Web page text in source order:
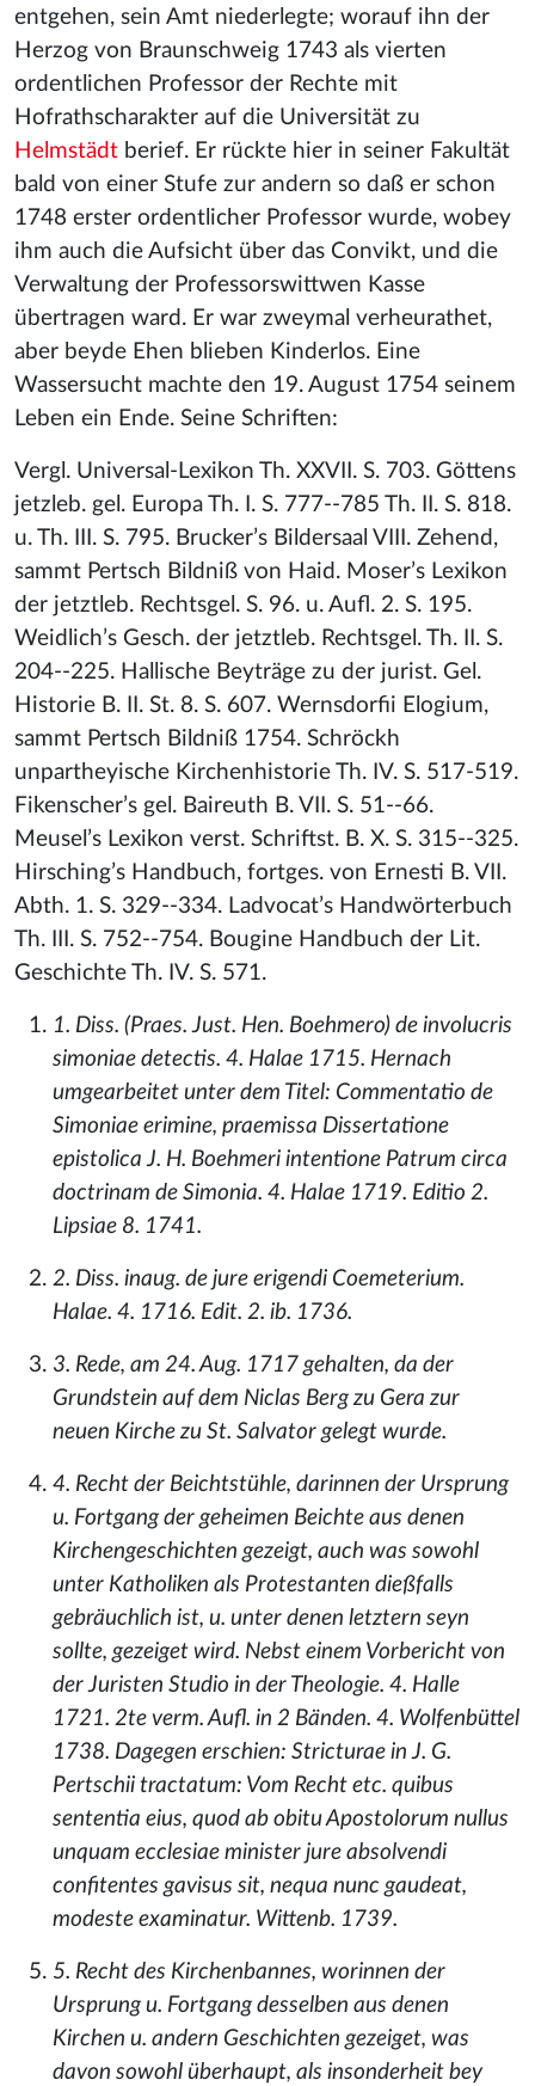
entgehen, sein Amt niederlegte; worauf ihn der
Herzog von Braunschweig 1743 als vierten
ordentlichen Professor der Rechte mit
Hofrathscharakter auf die Universität zu
Helmstädt berief. Er rückte hier in seiner Fakultät
bald von einer Stufe zur andern so daß er schon
1748 erster ordentlicher Professor wurde, wobey
ihm auch die Aufsicht über das Convikt, und die
Verwaltung der Professorswittwen Kasse
übertragen ward. Er war zweymal verheurathet,
aber beyde Ehen blieben Kinderlos. Eine
Wassersucht machte den 19. August 1754 seinem
Leben ein Ende. Seine Schriften:
Vergl. Universal-Lexikon Th. XXVII. S. 703. Göttens
jetzleb. gel. Europa Th. I. S. 777--785 Th. II. S. 818.
u. Th. III. S. 795. Brucker’s Bildersaal VIII. Zehend,
sammt Pertsch Bildniß von Haid. Moser’s Lexikon
der jetztleb. Rechtsgel. S. 96. u. Aufl. 2. S. 195.
Weidlich’s Gesch. der jetztleb. Rechtsgel. Th. II. S.
204--225. Hallische Beyträge zu der jurist. Gel.
Historie B. II. St. 8. S. 607. Wernsdorfii Elogium,
sammt Pertsch Bildniß 1754. Schröckh
unpartheyische Kirchenhistorie Th. IV. S. 517-519.
Fikenscher’s gel. Baireuth B. VII. S. 51--66.
Meusel’s Lexikon verst. Schriftst. B. X. S. 315--325.
Hirsching’s Handbuch, fortges. von Ernesti B. VII.
Abth. 1. S. 329--334. Ladvocat’s Handwörterbuch
Th. III. S. 752--754. Bougine Handbuch der Lit.
Geschichte Th. IV. S. 571.
1. Diss. (Praes. Just. Hen. Boehmero) de involucris
simoniae detectis. 4. Halae 1715. Hernach
umgearbeitet unter dem Titel: Commentatio de
Simoniae erimine, praemissa Dissertatione
epistolica J. H. Boehmeri intentione Patrum circa
doctrinam de Simonia. 4. Halae 1719. Editio 2.
Lipsiae 8. 1741.
2. Diss. inaug. de jure erigendi Coemeterium.
Halae. 4. 1716. Edit. 2. ib. 1736.
3. Rede, am 24. Aug. 1717 gehalten, da der
Grundstein auf dem Niclas Berg zu Gera zur
neuen Kirche zu St. Salvator gelegt wurde.
4. Recht der Beichtstühle, darinnen der Ursprung
u. Fortgang der geheimen Beichte aus denen
Kirchengeschichten gezeigt, auch was sowohl
unter Katholiken als Protestanten dießfalls
gebräuchlich ist, u. unter denen letztern seyn
sollte, gezeiget wird. Nebst einem Vorbericht von
der Juristen Studio in der Theologie. 4. Halle
1721. 2te verm. Aufl. in 2 Bänden. 4. Wolfenbüttel
1738. Dagegen erschien: Stricturae in J. G.
Pertschii tractatum: Vom Recht etc. quibus
sententia eius, quod ab obitu Apostolorum nullus
unquam ecclesiae minister jure absolvendi
confitentes gavisus sit, nequa nunc gaudeat,
modeste examinatur. Wittenb. 1739.
5. Recht des Kirchenbannes, worinnen der
Ursprung u. Fortgang desselben aus denen
Kirchen u. andern Geschichten gezeiget, was
davon sowohl überhaupt, als insonderheit bey